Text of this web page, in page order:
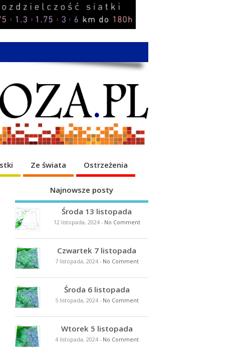
Ze świata Ostrzeżenia
Najnowsze posty
Środa 13 listopada
12 listopada, 2024- No Comment
Czwartek 7 listopada
7 listopada, 2024- No Comment
Środa 6 listopada
5 listopada, 2024- No Comment
Wtorek 5 listopada
4 listopada, 2024- No Comment